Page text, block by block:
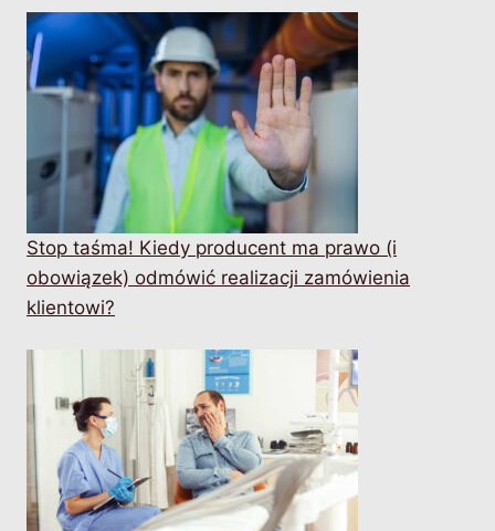
Stop taśma! Kiedy producent ma prawo (i
obowiązek) odmówić realizacji zamówienia
klientowi?